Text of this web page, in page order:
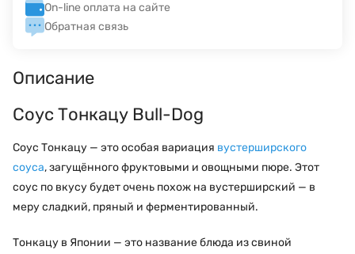
On-line оплата на сайте
Обратная связь
Описание
Соус Тонкацу Bull-Dog
Соус Тонкацу — это особая вариация вустерширского
соуса, загущённого фруктовыми и овощными пюре. Этот
соус по вкусу будет очень похож на вустерширский — в
меру сладкий, пряный и ферментированный.
Тонкацу в Японии — это название блюда из свиной